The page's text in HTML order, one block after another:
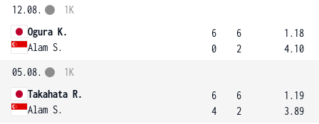
12.08.
Ogura K.
Alam S.
1K
6
0
6
2
1.18
4.10
05.08.
Takahata R.
Alam S.
1K
6
4
6
2
1.19
3.89